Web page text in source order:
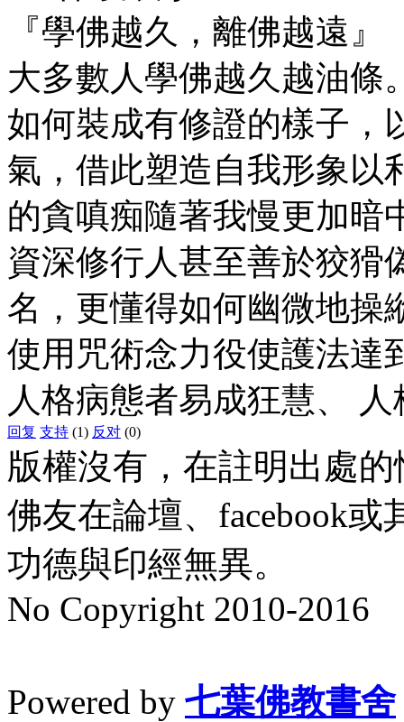
『學佛越久，離佛越遠』
大多數人學佛越久越油條
如何裝成有修證的樣子，
氣，借此塑造自我形象以
的貪嗔痴隨著我慢更加暗
資深修行人甚至善於狡猾
名，更懂得如何幽微地操
使用咒術念力役使護法達
人格病態者易成狂慧、
回复 支持 (1) 反对 (0)
版權沒有，在註明出處
佛友在論壇、facebook
功德與印經無異。
No Copyright 2010-2016
Powered by 七葉佛教書舍